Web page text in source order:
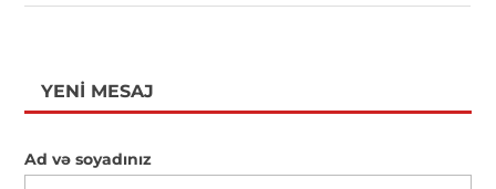
YENI MESAJ
Ad və soyadınız